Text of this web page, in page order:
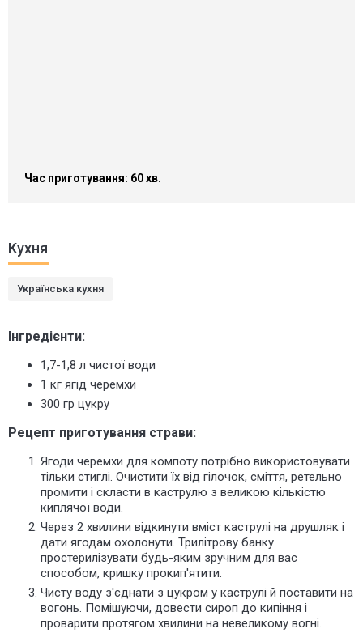
Час приготування: 60 хв.
Кухня
Українська кухня
Інгредієнти:
1,7-1,8 л чистої води
1 кг ягід черемхи
300 гр цукру
Рецепт приготування страви:
Ягоди черемхи для компоту потрібно використовувати
тільки стиглі. Очистити їх від гілочок, сміття, ретельно
промити і скласти в каструлю з великою кількістю
киплячої води.
Через 2 хвилини відкинути вміст каструлі на друшляк і
дати ягодам охолонути. Трилітрову банку
простерилізувати будь-яким зручним для вас
способом, кришку прокип'ятити.
Чисту воду з'єднати з цукром у каструлі й поставити на
вогонь. Помішуючи, довести сироп до кипіння і
проварити протягом хвилини на невеликому вогні.